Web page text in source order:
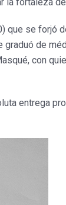
que se forjó
de
con
entrega